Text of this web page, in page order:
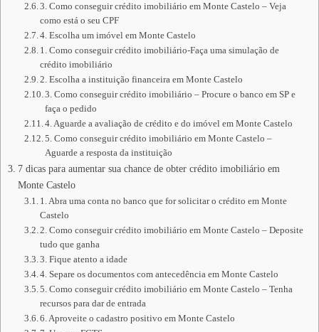
3. Como conseguir crédito imobiliário em Monte Castelo – Veja
como está o seu CPF
4. Escolha um imóvel em Monte Castelo
1. Como conseguir crédito imobiliário-Faça uma simulação de
crédito imobiliário
2. Escolha a instituição financeira em Monte Castelo
3. Como conseguir crédito imobiliário – Procure o banco em SP e
faça o pedido
4. Aguarde a avaliação de crédito e do imóvel em Monte Castelo
5. Como conseguir crédito imobiliário em Monte Castelo –
Aguarde a resposta da instituição
7 dicas para aumentar sua chance de obter crédito imobiliário em
Monte Castelo
1. Abra uma conta no banco que for solicitar o crédito em Monte
Castelo
2. Como conseguir crédito imobiliário em Monte Castelo – Deposite
tudo que ganha
3. Fique atento a idade
4. Separe os documentos com antecedência em Monte Castelo
5. Como conseguir crédito imobiliário em Monte Castelo – Tenha
recursos para dar de entrada
6. Aproveite o cadastro positivo em Monte Castelo